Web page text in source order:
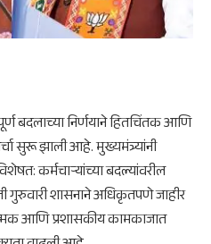
बदलाच्या निर्णयाने हितचिंतक आणि
सुरू झाली आहे. मुख्यमंत्र्यांनी
कर्मचाऱ्यांच्या बदल्यांवरील
गुरुवारी शासनाने अधिकृतपणे जाहीर
आणि प्रशासकीय कामकाजात